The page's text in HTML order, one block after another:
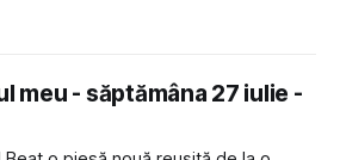
meu - săptămâna 27 iulie -